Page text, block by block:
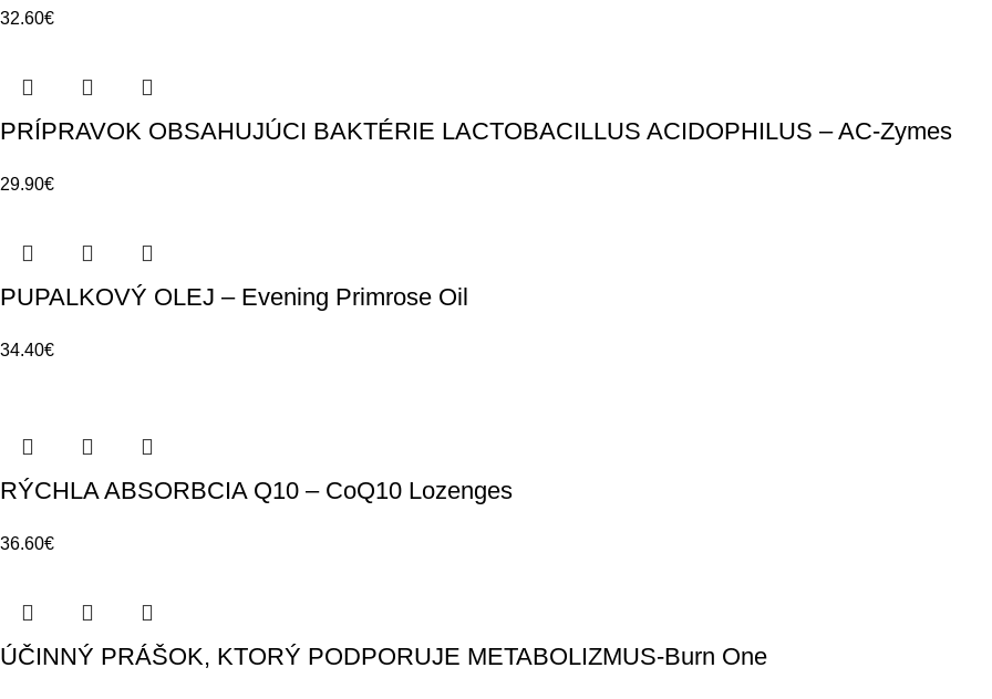
32.60€
PRÍPRAVOK OBSAHUJÚCI BAKTÉRIE LACTOBACILLUS ACIDOPHILUS – AC-Zymes
29.90€
PUPALKOVÝ OLEJ – Evening Primrose Oil
34.40€
RÝCHLA ABSORBCIA Q10 – CoQ10 Lozenges
36.60€
ÚČINNÝ PRÁŠOK, KTORÝ PODPORUJE METABOLIZMUS-Burn One